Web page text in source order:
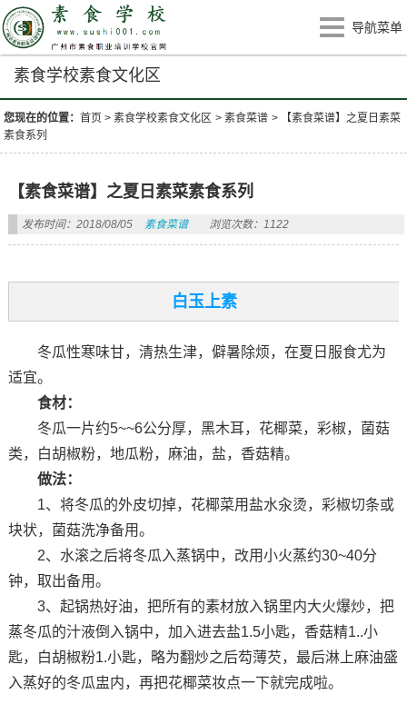
导航菜单
素食学校素食文化区
您现在的位置：首页 >素食学校素食文化区 >素食菜谱 >
【素食菜谱】之夏日素菜
素食系列
【素食菜谱】之夏日素菜素食系列
发布时间：2018/08/05 素食菜谱 浏览次数：1122
白玉上素
冬瓜性寒味甘，清热生津，僻暑除烦，在夏日服食尤为
适宜。
食材：
冬瓜一片约5~~6公分厚，黑木耳，花椰菜，彩椒，菌菇
类，白胡椒粉，地瓜粉，麻油，盐，香菇精。
做法：
1、将冬瓜的外皮切掉，花椰菜用盐水汆烫，彩椒切条或
块状，菌菇洗净备用。
2、水滚之后将冬瓜入蒸锅中，改用小火蒸约30~40分
钟，取出备用。
3、起锅热好油，把所有的素材放入锅里内大火爆炒，把
蒸冬瓜的汁液倒入锅中，加入进去盐1.5小匙，香菇精1..小
匙，白胡椒粉1.小匙，略为翻炒之后芶薄芡，最后淋上麻油盛
入蒸好的冬瓜盅内，再把花椰菜妆点一下就完成啦。